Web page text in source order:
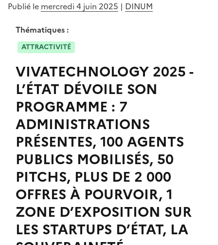
Publié le mercredi 4 juin 2025 | DINUM
Thématiques :
ATTRACTIVITÉ
VIVATECHNOLOGY 2025 -
L’ÉTAT DÉVOILE SON
PROGRAMME : 7
ADMINISTRATIONS
PRÉSENTES, 100 AGENTS
PUBLICS MOBILISÉS, 50
PITCHS, PLUS DE 2 000
OFFRES À POURVOIR, 1
ZONE D’EXPOSITION SUR
LES STARTUPS D’ÉTAT, LA